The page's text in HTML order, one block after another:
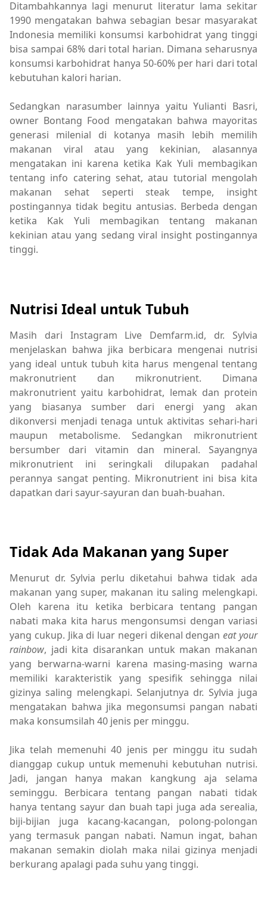
Ditambahkannya lagi menurut literatur lama sekitar
1990 mengatakan bahwa sebagian besar masyarakat
Indonesia memiliki konsumsi karbohidrat yang tinggi
bisa sampai 68% dari total harian. Dimana seharusnya
konsumsi karbohidrat hanya 50-60% per hari dari total
kebutuhan kalori harian.
Sedangkan narasumber lainnya yaitu Yulianti Basri,
owner Bontang Food mengatakan bahwa mayoritas
generasi milenial di kotanya masih lebih memilih
makanan viral atau yang kekinian, alasannya
mengatakan ini karena ketika Kak Yuli membagikan
tentang info catering sehat, atau tutorial mengolah
makanan sehat seperti steak tempe, insight
postingannya tidak begitu antusias. Berbeda dengan
ketika Kak Yuli membagikan tentang makanan
kekinian atau yang sedang viral insight postingannya
tinggi.
Nutrisi Ideal untuk Tubuh
Masih dari Instagram Live Demfarm.id, dr. Sylvia
menjelaskan bahwa jika berbicara mengenai nutrisi
yang ideal untuk tubuh kita harus mengenal tentang
makronutrient dan mikronutrient. Dimana
makronutrient yaitu karbohidrat, lemak dan protein
yang biasanya sumber dari energi yang akan
dikonversi menjadi tenaga untuk aktivitas sehari-hari
maupun metabolisme. Sedangkan mikronutrient
bersumber dari vitamin dan mineral. Sayangnya
mikronutrient ini seringkali dilupakan padahal
perannya sangat penting. Mikronutrient ini bisa kita
dapatkan dari sayur-sayuran dan buah-buahan.
Tidak Ada Makanan yang Super
Menurut dr. Sylvia perlu diketahui bahwa tidak ada
makanan yang super, makanan itu saling melengkapi.
Oleh karena itu ketika berbicara tentang pangan
nabati maka kita harus mengonsumsi dengan variasi
yang cukup. Jika di luar negeri dikenal denganeat your
rainbow, jadi kita disarankan untuk makan makanan
yang berwarna-warni karena masing-masing warna
memiliki karakteristik yang spesifik sehingga nilai
gizinya saling melengkapi. Selanjutnya dr. Sylvia juga
mengatakan bahwa jika megonsumsi pangan nabati
maka konsumsilah 40 jenis per minggu.
Jika telah memenuhi 40 jenis per minggu itu sudah
dianggap cukup untuk memenuhi kebutuhan nutrisi.
Jadi, jangan hanya makan kangkung aja selama
seminggu. Berbicara tentang pangan nabati tidak
hanya tentang sayur dan buah tapi juga ada serealia,
biji-bijian juga kacang-kacangan, polong-polongan
yang termasuk pangan nabati. Namun ingat, bahan
makanan semakin diolah maka nilai gizinya menjadi
berkurang apalagi pada suhu yang tinggi.